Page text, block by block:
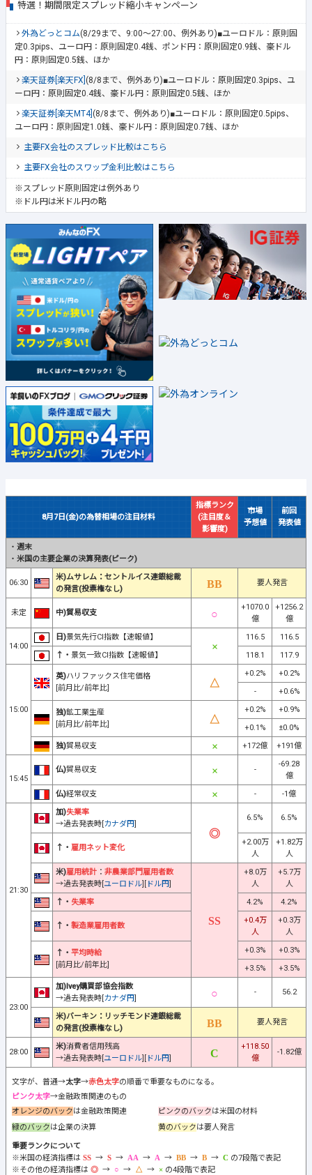
特選！期間限定スプレッド縮小キャンペーン
外為どっとコム(8/29まで、9:00～27:00、例外あり)■ユーロドル：原則固
定0.3pips、ユーロ円：原則固定0.4銭、ポンド円：原則固定0.9銭、豪ドル
円：原則固定0.5銭、ほか
楽天証券[楽天FX] (8/8まで、例外あり)■ユーロドル：原則固定0.3pips、ユ
ーロ円：原則固定0.4銭、豪ドル円：原則固定0.5銭、ほか
楽天証券[楽天MT4] (8/8まで、例外あり)■ユーロドル：原則固定0.5pips、
ユーロ円：原則固定1.0銭、豪ドル円：原則固定0.7銭、ほか
主要FX会社のスプレッド比較はこちら
主要FX会社のスワップ金利比較はこちら
※スプレッド原則固定は例外あり
※ドル円は米ドル円の略
8月7日(金)の為替相場の注目材料
指標ランク
(注目度＆
影響度)
市場
予想値
前回
発表値
・ 週末
・ 米国の主要企業の決算発表(ピーク)
06:30
米)ムサレム：セントルイス連銀総裁
の発言(投票権なし)
要人発言
未定 中)貿易収支
+1070.0
億
+1256.2
億
14:00
日)景気先行CI指数【速報値】 116.5
116.5
↑・ 景気一致CI指数【速報値】 118.1 117.9
15:00
英)ハリファックス住宅価格
[前月比/前年比]
+0.2%
+0.2%
-
+0.6%
独)鉱工業生産
[前月比/前年比]
+0.2%
+0.9%
+0.1%
±0.0%
独)貿易収支 +172億 +191億
15:45
仏)貿易収支 -
-69.28
億
仏)経常収支 - -1億
21:30
加)失業率
→過去発表時[カナダ円]
6.5% 6.5%
↑・ 雇用ネット変化
+2.00万
人
+1.82万
人
米)雇用統計 ： 非農業部門雇用者数
→過去発表時[ユーロドル][ ドル円]
+8.0万
人
+5.7万
人
↑・ 失業率 4.2% 4.2%
↑・ 製造業雇用者数
+0.4万
人
+0.3万
人
↑・ 平均時給
[前月比/前年比]
+0.3%
+0.3%
+3.5%
+3.5%
23:00
加)Ivey購買部協会指数
→過去発表時[カナダ円]
- 56.2
米)バーキン：リッチモンド連銀総裁
の発言(投票権なし)
要人発言
28:00
米)消費者信用残高
→過去発表時[ユーロドル][ ドル円]
+118.50
億
-1.82億
文字が、普通→太字→赤色太字の順番で重要なものになる。
ピンク太字→金融政策関連のもの
オレンジのバックは金融政策関連 ピンクのバックは米国の材料
緑のバックは企業の決算 黄のバックは要人発言
重要ランクについて
※米国の経済指標は
→ → → → → →
の7段階で表記
※その他の経済指標は
→ → →
の4段階で表記